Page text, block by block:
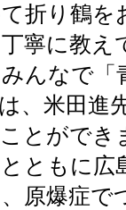
折り鶴を
寧に教え
んなで「
、米田進
とができ
ともに広
原爆症